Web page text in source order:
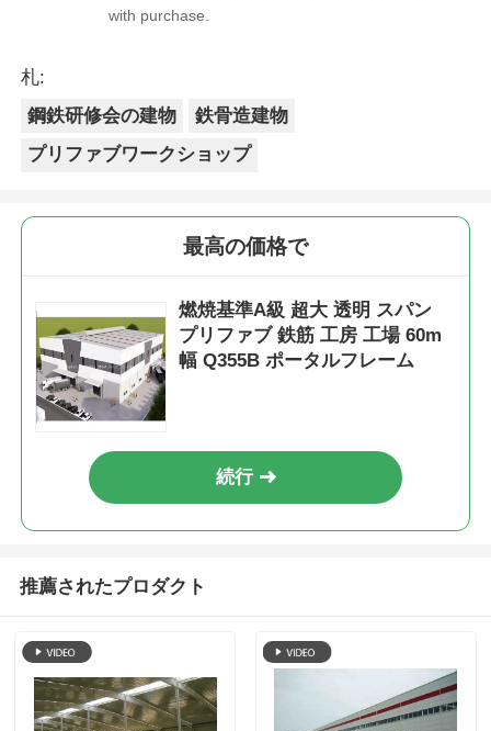
with purchase.
札:
鋼鉄研修会の建物
鉄骨造建物
プリファブワークショップ
最高の価格で
燃焼基準A級 超大 透明 スパン
プリファブ 鉄筋 工房 工場 60m
幅 Q355B ポータルフレーム
続行
推薦されたプロダクト